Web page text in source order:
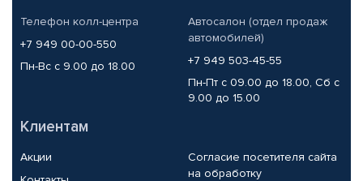
Телефон колл-центра
+7 949 00-00-550
Пн-Вс с 9.00 до 18.00
Автосалон (отдел продаж
автомобилей)
+7 949 503-45-55
Пн-Пт с 09.00 до 18.00, Сб с
9.00 до 15.00
Клиентам
Акции
Согласие посетителя сайта
на обработку